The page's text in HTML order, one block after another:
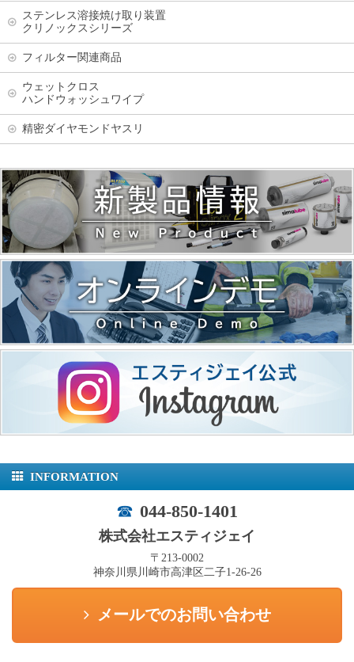
ステンレス溶接焼け取り装置
クリノックスシリーズ
フィルター関連商品
ウェットクロス
ハンドウォッシュワイプ
精密ダイヤモンドヤスリ
INFORMATION
044-850-1401
株式会社エスティジェイ
〒213-0002
神奈川県川崎市高津区二子1-26-26
メールでのお問い合わせ